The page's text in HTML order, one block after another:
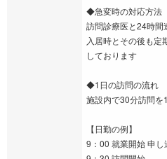
◆急変時の対応方法
訪問診療医と24時間
入居時とその後も定
しております
◆1日の訪問の流れ
施設内で30分訪問を
【日勤の例】
9：00 就業開始 申し